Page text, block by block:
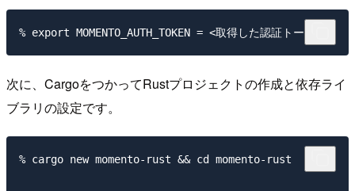
次に、CargoをつかってRustプロジェクトの作成と依存ライ
ブラリの設定です。
% cargo new momento-rust && cd momento-rust